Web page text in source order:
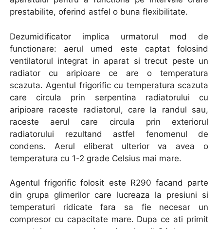
prestabilite, oferind astfel o buna flexibilitate.
Dezumidificator implica urmatorul mod de
functionare: aerul umed este captat folosind
ventilatorul integrat in aparat si trecut peste un
radiator cu aripioare ce are o temperatura
scazuta. Agentul frigorific cu temperatura scazuta
care circula prin serpentina radiatorului cu
aripioare raceste radiatorul, care la randul sau,
raceste aerul care circula prin exteriorul
radiatorului rezultand astfel fenomenul de
condens. Aerul eliberat ulterior va avea o
temperatura cu 1-2 grade Celsius mai mare.
Agentul frigorific folosit este R290 facand parte
din grupa glimerilor care lucreaza la presiuni si
temperaturi ridicate fara sa fie necesar un
compresor cu capacitate mare. Dupa ce ati primit